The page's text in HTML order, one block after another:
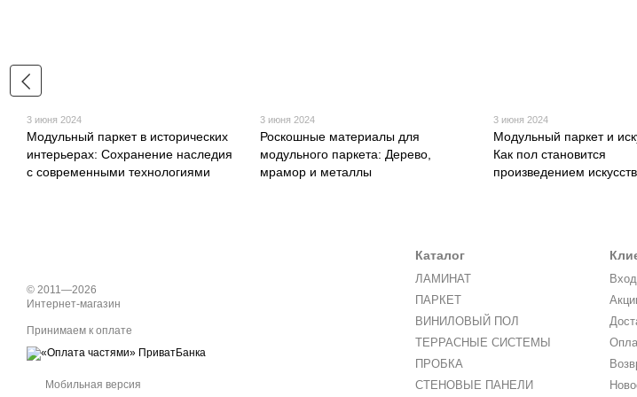
3 июня 2024
Модульный паркет в исторических
интерьерах: Сохранение наследия
с современными технологиями
3 июня 2024
Роскошные материалы для
модульного паркета: Дерево,
мрамор и металлы
3 июня 2024
Модульный паркет и
Как пол становится
произведением
© 2011—2026
Интернет-магазин
Принимаем к оплате
Мобильная версия
Каталог
ЛАМИНАТ
ПАРКЕТ
ВИНИЛОВЫЙ ПОЛ
ТЕРРАСНЫЕ СИСТЕМЫ
ПРОБКА
СТЕНОВЫЕ ПАНЕЛИ